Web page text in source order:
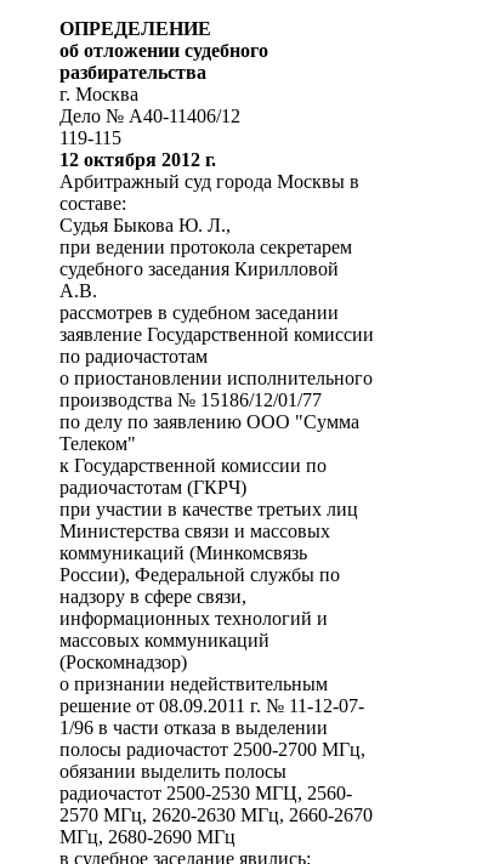
ОПРЕДЕЛЕНИЕ
об отложении судебного
разбирательства
г. Москва
Дело № А40-11406/12
119-115
12 октября 2012 г.
Арбитражный суд города Москвы в
составе:
Cудья Быкова Ю. Л.,
при ведении протокола секретарем
судебного заседания Кирилловой
А.В.
рассмотрев в судебном заседании
заявление Государственной комиссии
по радиочастотам
о приостановлении исполнительного
производства № 15186/12/01/77
по делу по заявлению ООО "Сумма
Телеком"
к Государственной комиссии по
радиочастотам (ГКРЧ)
при участии в качестве третьих лиц
Министерства связи и массовых
коммуникаций (Минкомсвязь
России), Федеральной службы по
надзору в сфере связи,
информационных технологий и
массовых коммуникаций
(Роскомнадзор)
о признании недействительным
решение от 08.09.2011 г. № 11-12-07-
1/96 в части отказа в выделении
полосы радиочастот 2500-2700 МГц,
обязании выделить полосы
радиочастот 2500-2530 МГЦ, 2560-
2570 МГц, 2620-2630 МГц, 2660-2670
МГц, 2680-2690 МГц
в судебное заседание явились: